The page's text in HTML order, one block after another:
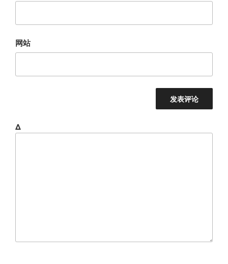
网站
Δ